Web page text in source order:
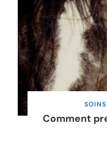
Comment